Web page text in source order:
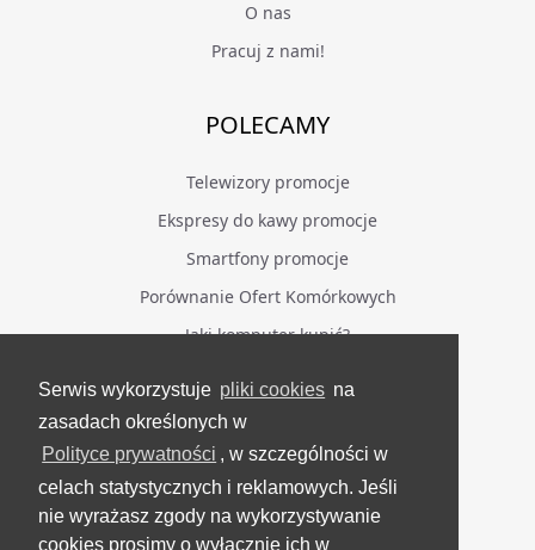
Serwis wykorzystuje pliki cookies na
zasadach określonych w
Polityce prywatności , w szczególności w
celach statystycznych i reklamowych. Jeśli
nie wyrażasz zgody na wykorzystywanie
cookies prosimy o wyłącznie ich w
O nas
Pracuj z nami!
POLECAMY
Telewizory promocje
Ekspresy do kawy promocje
Smartfony promocje
Porównanie Ofert Komórkowych
Jaki komputer kupić?
BĄDŹ NA BIEŻĄCO
Facebook
Grupa Testerzy Videotestów
YouTube